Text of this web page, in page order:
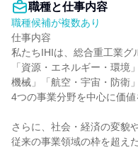
職種と仕事内容
職種候補が複数あり
仕事内容
私たちIHIは、総合重工業グ
「資源・エネルギー・環境
機械」「航空・宇宙・防衛
4つの事業分野を中心に価値
さらに、社会・経済の変貌
従来の事業領域の枠を超え